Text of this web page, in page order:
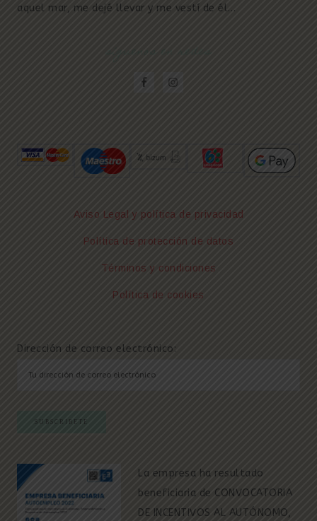
aquel mar, me dejé llevar y me vestí de él…
Aviso Legal y política de privacidad
Política de protección de datos
Términos y condiciones
Política de cookies
Dirección de correo electrónico:
La empresa ha resultado
beneficiaria de CONVOCATORIA
DE INCENTIVOS AL AUTÓNOMO,